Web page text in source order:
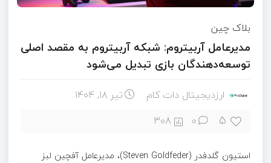
بلاک چین
مدیرعامل آربیتروم: شبکه آربیتروم به مقصد اصلی
توسعه‌دهندگان بازی تبدیل می‌شود
ارزدیجیتال دات کام تیر ۱۸, ۱۴۰۴
5
0
308
استیون گلدفدر (Steven Goldfeder)، مدیرعامل آفچین لبز